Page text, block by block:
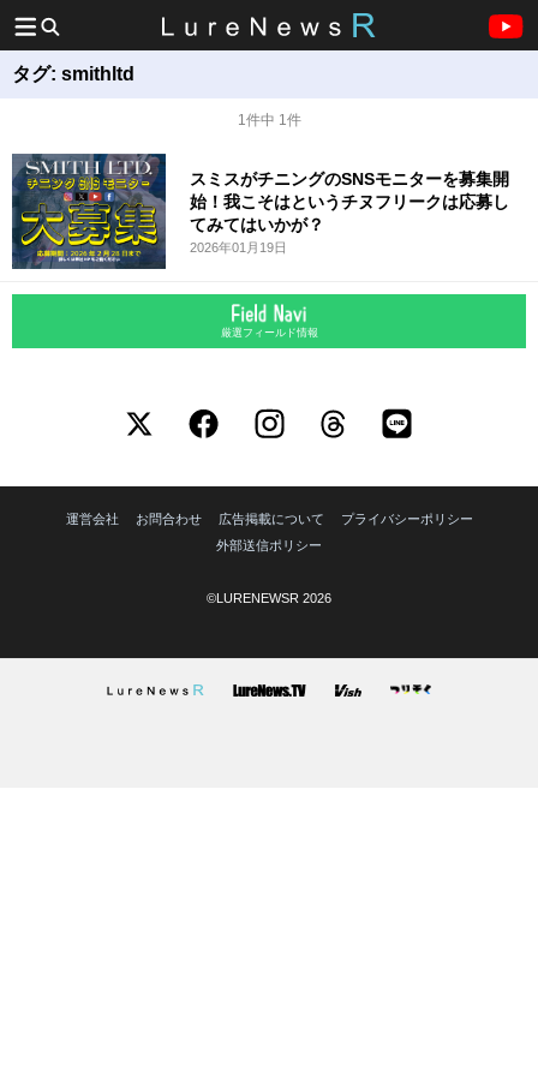
タグ: smithltd
1件中 1件
スミスがチニングのSNSモニターを募集開
始！我こそはというチヌフリークは応募し
てみてはいかが？
2026年01月19日
厳選フィールド情報
運営会社 お問合わせ 広告掲載について
プライバシーポリシー
外部送信ポリシー
©LURENEWSR 2026